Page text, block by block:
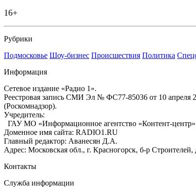
16+
Рубрики
Подмосковье Шоу-бизнес Происшествия Политика
Информация
Сетевое издание «Радио 1».
Реестровая запись СМИ Эл № ФС77-85036 от 10 апреля
(Роскомнадзор).
Учредитель:
ГАУ МО «Информационное агентство «Контент-центр»
Доменное имя сайта: RADIO1.RU
Главный редактор: Аванесян Д.А.
Адрес: Московская обл., г. Красногорск, б-р
Контакты
Служба информации